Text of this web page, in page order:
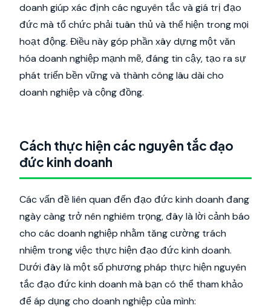
doanh giúp xác định các nguyên tắc và giá trị đạo
đức mà tổ chức phải tuân thủ và thể hiện trong mọi
hoạt động. Điều này góp phần xây dựng một văn
hóa doanh nghiệp mạnh mẽ, đáng tin cậy, tạo ra sự
phát triển bền vững và thành công lâu dài cho
doanh nghiệp và cộng đồng.
Cách thực hiện các nguyên tắc đạo
đức kinh doanh
Các vấn đề liên quan đến đạo đức kinh doanh đang
ngày càng trở nên nghiêm trọng, đây là lời cảnh báo
cho các doanh nghiệp nhằm tăng cường trách
nhiệm trong việc thực hiện đạo đức kinh doanh.
Dưới đây là một số phương pháp thực hiện nguyên
tắc đạo đức kinh doanh mà bạn có thể tham khảo
để áp dụng cho doanh nghiệp của mình: